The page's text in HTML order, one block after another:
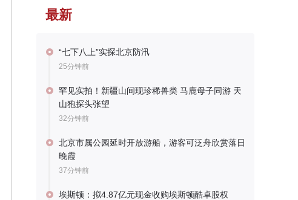
最新
“七下八上”实探北京防汛
25分钟前
罕见实拍！新疆山间现珍稀兽类 马鹿母子同游 天
山狍探头张望
32分钟前
北京市属公园延时开放游船，游客可泛舟欣赏落日
晚霞
37分钟前
埃斯顿：拟4.87亿元现金收购埃斯顿酷卓股权